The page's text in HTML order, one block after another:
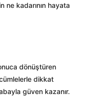
ne kadarının hayata
dönüştüren
dikkat
güven kazanır.